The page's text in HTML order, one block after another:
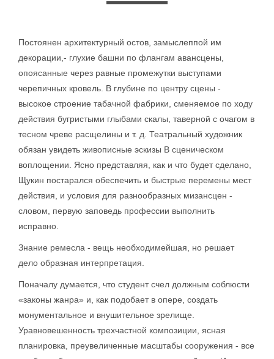
Постоянен архитектурный остов, замыслеппой им
декорации,- глухие башни по флангам авансцены,
опоясанные через равные промежутки выступами
черепичных кровель. В глубине по центру сцены -
высокое строение табачной фабрики, сменяемое по ходу
действия бугристыми глыбами скалы, таверной с очагом в
тесном чреве расщелины и т. д. Театральный художник
обязан увидеть живописные эскизы В сценическом
воплощении. Ясно представляя, как и что будет сделано,
Щукин постарался обеспечить и быстрые перемены мест
действия, и условия для разнообразных мизансцен -
словом, первую заповедь профессии выполнить
исправно.
Знание ремесла - вещь необходимейшая, но решает
дело образная интерпретация.
Поначалу думается, что студент счел должным соблюсти
«законы жанра» и, как подобает в опере, создать
монументальное и внушительное зрелище.
Уравновешенность трехчастной композиции, ясная
планировка, преувеличенные масштабы сооружения - все